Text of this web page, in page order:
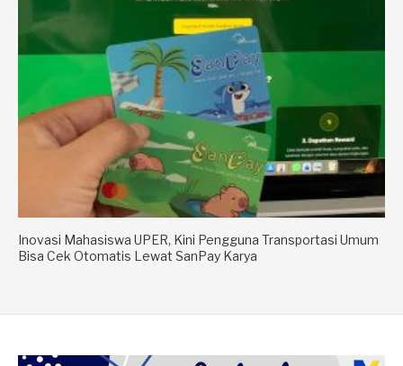
Inovasi Mahasiswa UPER, Kini Pengguna Transportasi Umum
Bisa Cek Otomatis Lewat SanPay Karya